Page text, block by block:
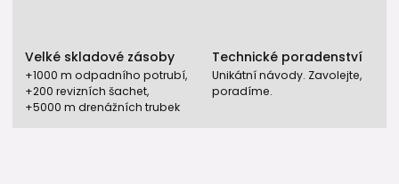
Velké skladové zásoby
+1000 m odpadního potrubí,
+200 revizních šachet,
+5000 m drenážních trubek
Technické poradenství
Unikátní návody. Zavolejte,
poradíme.